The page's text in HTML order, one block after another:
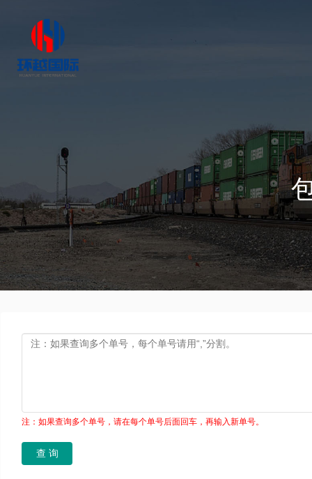
注：如果查询多个单号，请在每个单号后面回车，再输入新单号。